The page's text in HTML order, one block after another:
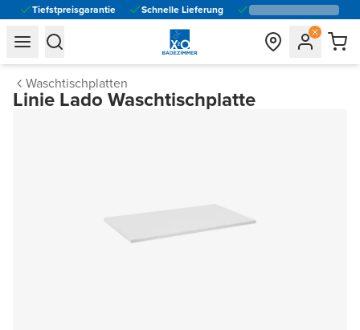
Tiefstpreisgarantie Schnelle Lieferung
general.navigation.toggle_menu.label
general.navigation.toggle_menu.label
Waschtischplatten
Linie Lado Waschtischplatte